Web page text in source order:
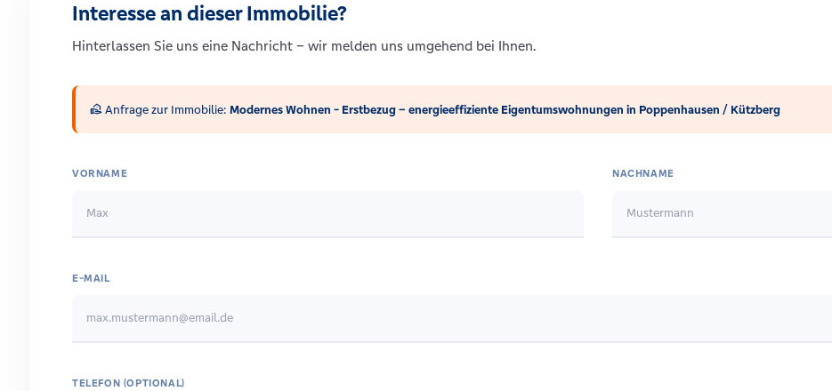
Interesse an dieser Immobilie?
Hinterlassen Sie uns eine Nachricht – wir melden uns umgehend bei Ihnen.
real_estate_agentAnfrage zur Immobilie: Modernes Wohnen - Erstbezug – energieeffiziente Eigentumswohnungen in Poppenhausen / Kützberg
VORNAME NACHNAME
E-MAIL
TELEFON (OPTIONAL)